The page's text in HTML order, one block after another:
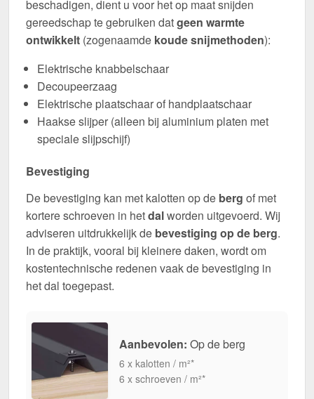
beschadigen, dient u voor het op maat snijden
gereedschap te gebruiken datgeen warmte
ontwikkelt (zogenaamde koude snijmethoden):
Elektrische knabbelschaar
Decoupeerzaag
Elektrische plaatschaar of handplaatschaar
Haakse slijper (alleen bij aluminium platen met
speciale slijpschijf)
Bevestiging
De bevestiging kan met kalotten op de berg of met
kortere schroeven in hetdalworden uitgevoerd. Wij
adviseren uitdrukkelijk de bevestiging op de berg.
In de praktijk, vooral bij kleinere daken, wordt om
kostentechnische redenen vaak de bevestiging in
het dal toegepast.
Aanbevolen: Op de berg
6 x kalotten / m²*
6 x schroeven / m²*